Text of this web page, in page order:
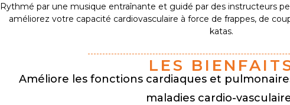
Rythmé par une musique entraînante et guidé par des instructeurs
améliorez votre capacité cardiovasculaire à force de frappes, de
katas.
LES
Améliore les fonctions cardiaques et
maladies cardio-